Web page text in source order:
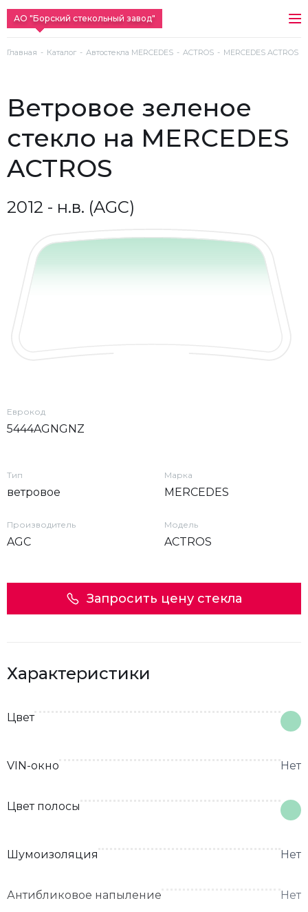
АО "Борский стекольный завод"
Главная Каталог Автостекла MERCEDES ACTROS MERCEDES ACTROS
ветровое зеленое
стекло на MERCEDES
ACTROS
2012 - н.в. (AGC)
Еврокод
5444AGNGNZ
Тип
ветровое
Марка
MERCEDES
Производитель
AGC
Модель
ACTROS
Запросить цену стекла
Характеристики
Цвет
VIN-окно Нет
Цвет полосы
Шумоизоляция Нет
Антибликовое напыление Нет